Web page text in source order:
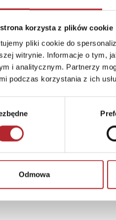
korzysta z plików cookie
pliki cookie do
witrynie. Informacje o tym,
i analitycznym. Partnerzy
podczas korzystania z ich
Odmowa
3 lat. Zestaw